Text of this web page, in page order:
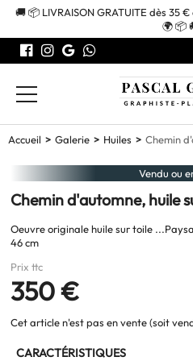
🚚 📦 LIVRAISON GRATUITE dès 35
🌍 📦
Accueil Galerie Huiles Chemin
Vendu ou
Chemin d'automne, huile
Oeuvre originale huile sur toile
46 cm
Prix ttc
350 €
Cet article n'est pas en vente (soit
CARACTÉRISTIQUES